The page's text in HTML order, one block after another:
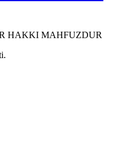
HAKKI MAHFUZDUR